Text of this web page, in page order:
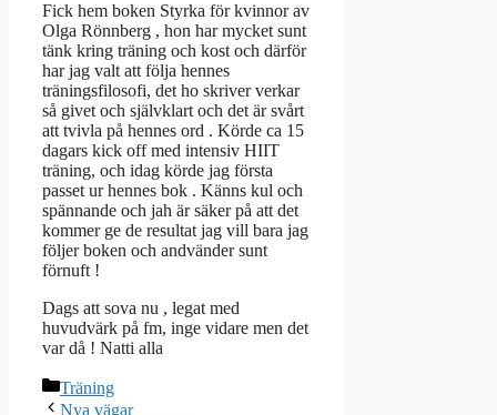
Fick hem boken Styrka för kvinnor av
Olga Rönnberg , hon har mycket sunt
tänk kring träning och kost och därför
har jag valt att följa hennes
träningsfilosofi, det ho skriver verkar
så givet och självklart och det är svårt
att tvivla på hennes ord . Körde ca 15
dagars kick off med intensiv HIIT
träning, och idag körde jag första
passet ur hennes bok . Känns kul och
spännande och jah är säker på att det
kommer ge de resultat jag vill bara jag
följer boken och andvänder sunt
förnuft !
Dags att sova nu , legat med
huvudvärk på fm, inge vidare men det
var då ! Natti alla
Kategorier
Träning
Nya vägar